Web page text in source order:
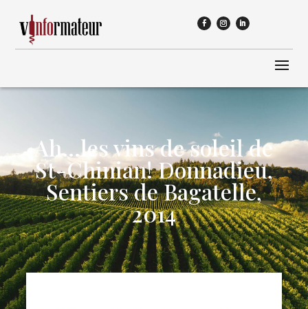
Ah…les vins de soleil de
St-Chinian! Donnadieu,
Sentiers de Bagatelle,
2014